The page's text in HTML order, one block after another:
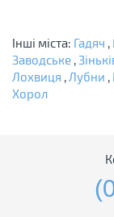
Інші міста: Гадяч ,
Заводське ,
Лохвиця ,Лубни ,
Хорол